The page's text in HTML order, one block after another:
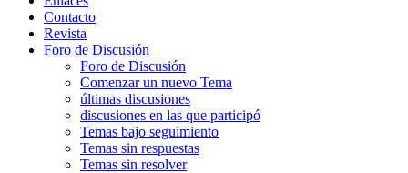
Contacto
Revista
Foro de Discusión
Foro de Discusión
Comenzar un nuevo Tema
últimas discusiones
discusiones en las que participó
Temas bajo seguimiento
Temas sin respuestas
Temas sin resolver